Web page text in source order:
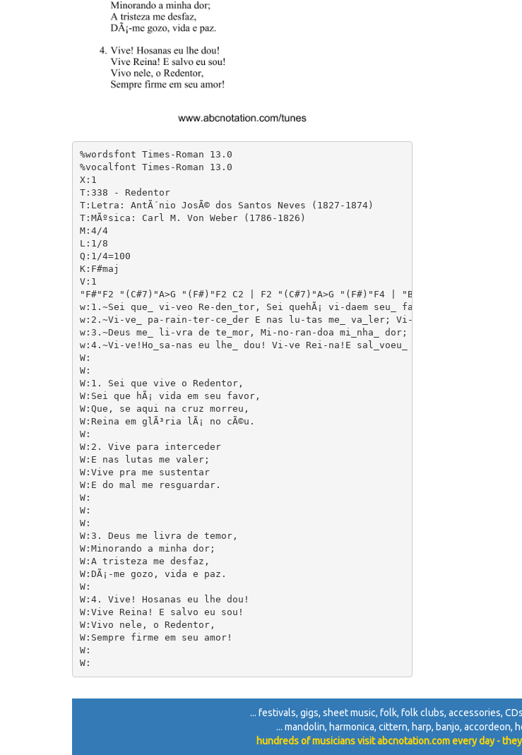
%wordsfont Times-Roman 13.0
%vocalfont Times-Roman 13.0
X:1
T:338 - Redentor
T:Letra: AntÃ´nio JosÃ© dos Santos Neves (1827-1874)
T:MÃºsica: Carl M. Von Weber (1786-1826)
M:4/4
L:1/8
Q:1/4=100
K:F#maj
V:1
"F#"F2 "(C#7)"A>G "(F#)"F2 C2 | F2 "(C#7)"A>G "(F#)"F4 | "B"D2 F2 "F#"C2 A2 |
w:1.~Sei que_ vi-veo Re-den_tor, Sei quehÃ¡ vi-daem seu_ fa_vor, Que, sea-qui
w:2.~Vi-ve_ pa-rain-ter-ce_der E nas lu-tas me_ va_ler; Vi-ve pra me
w:3.~Deus me_ li-vra de te_mor, Mi-no-ran-doa mi_nha_ dor; A tris-te-za me_
w:4.~Vi-ve!Ho_sa-nas eu lhe_ dou! Vi-ve Rei-na!E sal_voeu_ sou! Vi-vo ne-le,o
W:
W:
W:1. Sei que vive o Redentor,
W:Sei que hÃ¡ vida em seu favor,
W:Que, se aqui na cruz morreu,
W:Reina em glÃ³ria lÃ¡ no cÃ©u.
W:
W:2. Vive para interceder
W:E nas lutas me valer;
W:Vive pra me sustentar
W:E do mal me resguardar.
W:
W:
W:
W:3. Deus me livra de temor,
W:Minorando a minha dor;
W:A tristeza me desfaz,
W:DÃ¡-me gozo, vida e paz.
W:
W:4. Vive! Hosanas eu lhe dou!
W:Vive Reina! E salvo eu sou!
W:Vivo nele, o Redentor,
W:Sempre firme em seu amor!
W:
... festivals, gigs, sheet music, folk, folk clubs, accessories,
... mandolin, harmonica, cittern, harp, banjo, accordeon,
hundreds of musicians visit abcnotation.com every day -